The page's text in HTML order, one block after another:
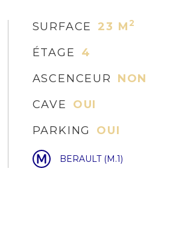
SURFACE 23 M 2
ÉTAGE
4
ASCENCEUR
NON
CAVE
OUI
PARKING
OUI
BERAULT (M.1)